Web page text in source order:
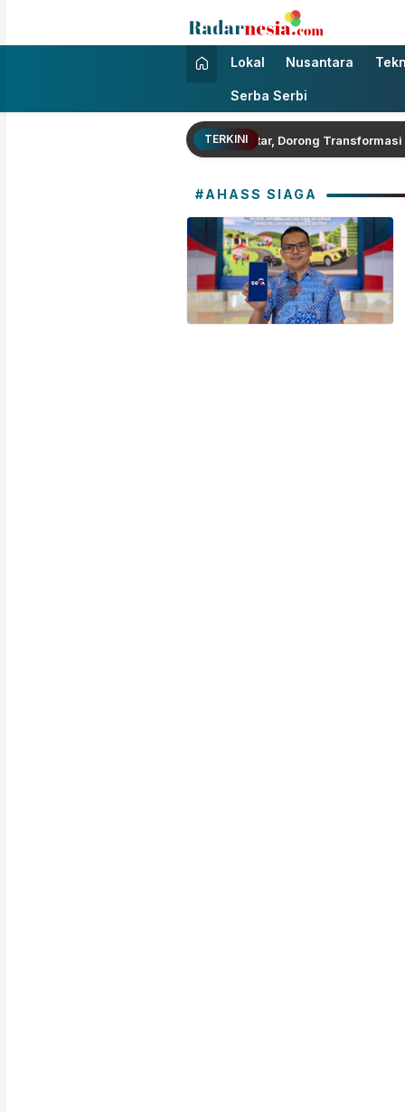
Radarnesia
Enak Dibaca
Lokal Nusantara
Serba Serbi
TERKINI
RI Luncurkan Aplikasi Bungo Pintar, Dorong Transformasi
#AHASS SIAGA